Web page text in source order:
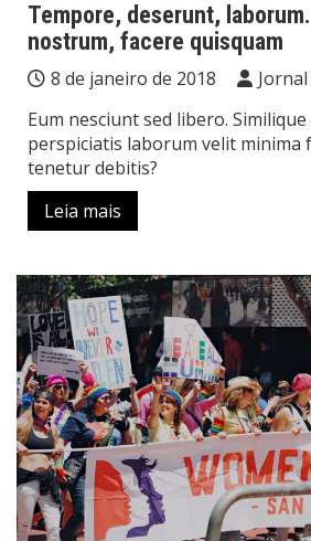
Tempore, deserunt,
nostrum, facere quisquam
8 de janeiro de 2018
Eum nesciunt sed libero.
perspiciatis laborum velit minima
tenetur debitis?
Leia mais